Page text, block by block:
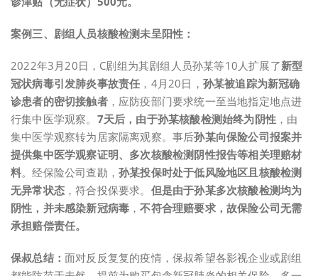
案例三、剧组人员核酸检测未呈阳性：
2022年3月20日，C剧组为其剧组人员孙某等10人扩展了新型
冠状病毒引发肺炎事故责任 ，4月20日， 孙某被追踪为新冠确
诊患者的密切接触者，应防疫部门要求统一至当地指定地点进
行集中医学观察。 7天后，由于孙某核酸检测始终为阴性 ，由
集中医学观察转为居家隔离观察。事后孙某向保险公司报案并
提供集中医学观察证明、多次核酸检测阴性报告等相关理赔材
料。经保险公司查勘，孙某投保时处于低风险地区且核酸检测
无异常状态 ，符合投保要求。 但是由于孙某多次核酸检测均为
阴性，并未感染新冠病毒 ，不符合理赔要求，故保险公司无需
承担赔偿责任。
保叔总结： 面对反反复复的疫情，保叔希望各影视企业或剧组